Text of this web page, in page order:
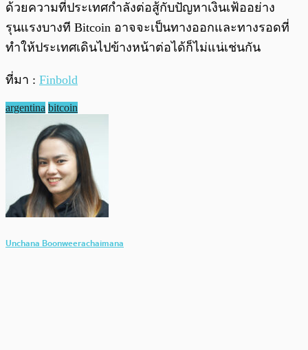
ด้วยความที่ประเทศกำลังต่อสู้กับปัญหาเงินเฟ้ออย่าง
รุนแรงบางที Bitcoin อาจจะเป็นทางออกและทางรอดที่
ทำให้ประเทศเดินไปข้างหน้าต่อได้ก็ไม่แน่เช่นกัน
ที่มา : Finbold
argentina bitcoin
Unchana Boonweerachaimana